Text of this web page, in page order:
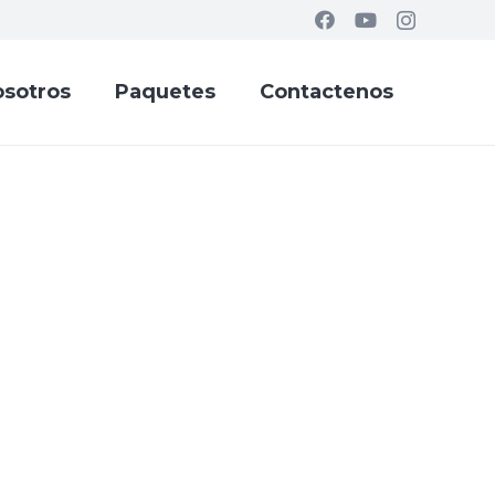
Paquetes Contactenos